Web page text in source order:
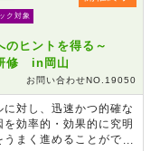
ク対象
のヒントを得る～
修 in岡山
お問い合わせNO.19050
対し、迅速かつ的確な
効率的・効果的に究明
まく進めることができ